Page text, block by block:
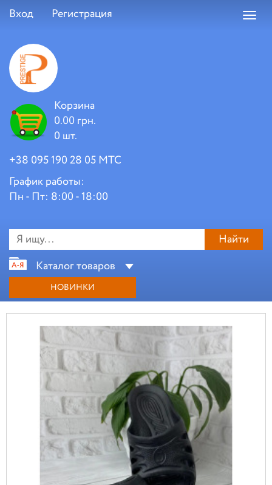
Вход Регистрация
Корзина
0.00 грн.
0 шт.
+38 095 190 28 05 МТС
График работы:
Пн - Пт: 8:00 - 18:00
Найти
Каталог товаров
НОВИНКИ